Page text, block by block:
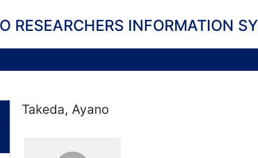
RESEARCHERS INFORMATION
Takeda, Ayano